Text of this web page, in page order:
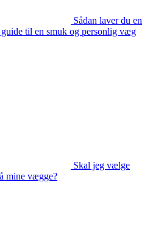
Sådan laver du en
til en smuk og personlig væg
Skal jeg vælge
mine vægge?